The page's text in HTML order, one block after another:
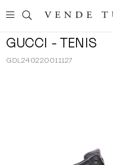
GUCCI - TENIS
GDL240220011127